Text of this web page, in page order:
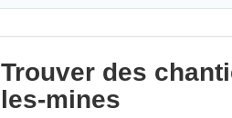
Trouver des
les-mines